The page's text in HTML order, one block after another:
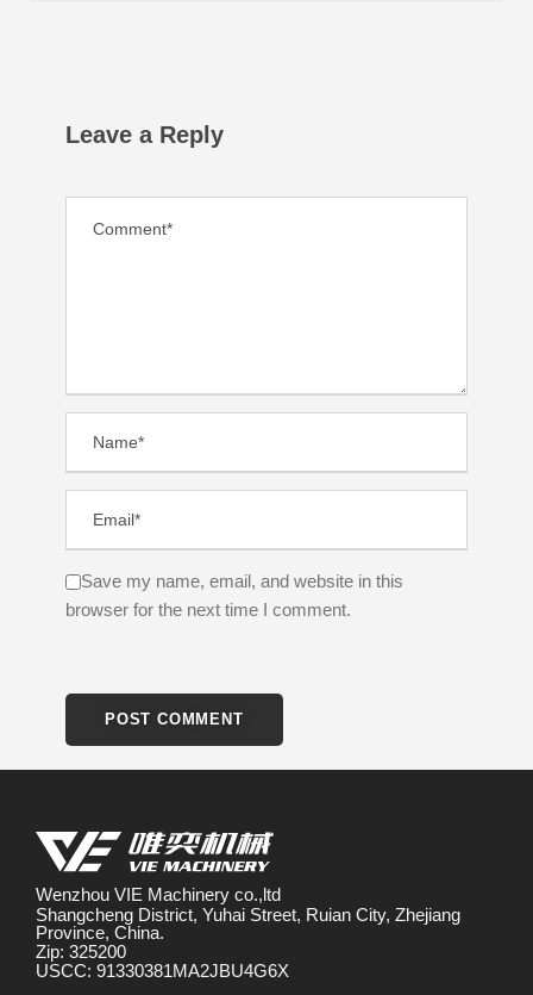
Leave a Reply
Save my name, email, and website in this
browser for the next time I comment.
Wenzhou VIE Machinery co.,ltd
Shangcheng District, Yuhai Street, Ruian City, Zhejiang
Province, China.
Zip: 325200
USCC: 91330381MA2JBU4G6X